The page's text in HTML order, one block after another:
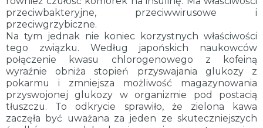
przeciwbakteryjne, przeciwwirusowe i
przeciwgrzybiczne.
Na tym jednak nie koniec korzystnych właściwości
tego związku. Według japońskich naukowców
połączenie kwasu chlorogenowego z kofeiną
wyraźnie obniża stopień przyswajania glukozy z
pokarmu i zmniejsza możliwość magazynowania
przyswojonej glukozy w organizmie pod postacią
tłuszczu. To odkrycie sprawiło, że zielona kawa
zaczęła być uważana za jeden ze skuteczniejszych